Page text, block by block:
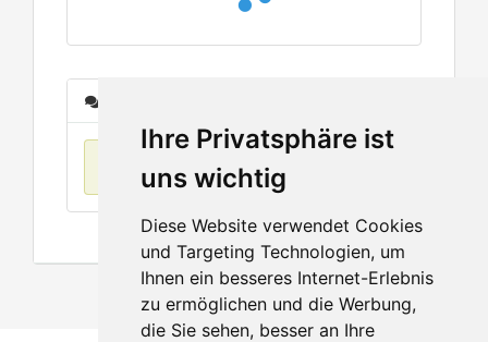
Ihre Privatsphäre ist
uns wichtig
Diese Website verwendet Cookies
und Targeting Technologien, um
Ihnen ein besseres Internet-Erlebnis
zu ermöglichen und die Werbung,
die Sie sehen, besser an Ihre
No items found